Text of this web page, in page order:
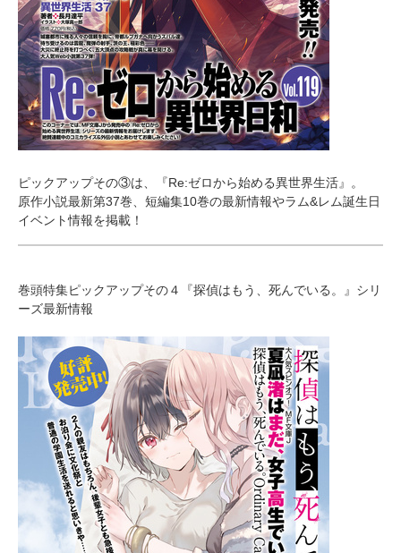
ピックアップその③は、『Re:ゼロから始める異世界生活』。
原作小説最新第37巻、短編集10巻の最新情報やラム&レム誕生日
イベント情報を掲載！
巻頭特集ピックアップその４『探偵はもう、死んでいる。』シリ
ーズ最新情報